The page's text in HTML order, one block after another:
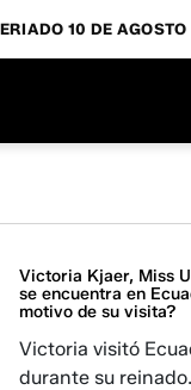
10 DE AGOSTO
Victoria Kjaer, Miss
se encuentra en
motivo de su visita?
Victoria visitó
durante su reinado.